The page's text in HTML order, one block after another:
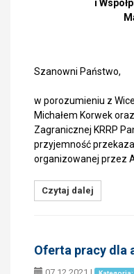
i
Szanowni Państwo,
w porozumieniu z
Michałem Korwek
Zagranicznej KRRP
przyjemność
organizowanej przez
Czytaj dalej
Oferta pracy dla